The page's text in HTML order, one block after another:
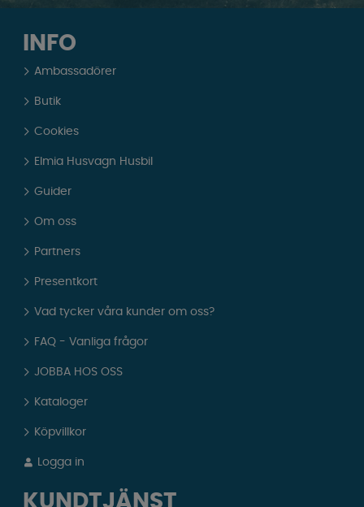
INFO
Ambassadörer
Butik
Cookies
Elmia Husvagn Husbil
Guider
Om oss
Partners
Presentkort
Vad tycker våra kunder om oss?
FAQ - Vanliga frågor
JOBBA HOS OSS
Kataloger
Köpvillkor
Logga in
KUNDTJÄNST